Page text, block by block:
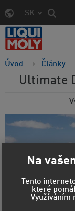
SK
Úvod Články
Ultimate
Na
Tento
které
Využíváním